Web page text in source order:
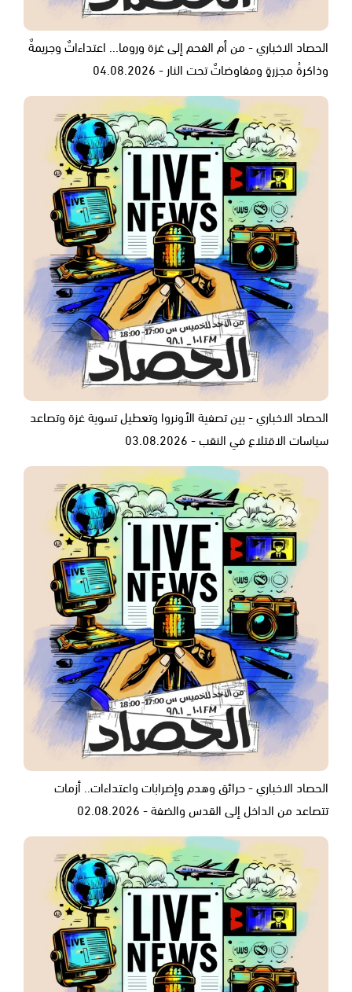
الحصاد الاخباري - من أم الفحم إلى غزة وروما... اعتداءاتٌ وجريمةٌ
وذاكرةُ مجزرةٍ ومفاوضاتٌ تحت النار - 04.08.2026
الحصاد الاخباري - بين تصفية الأونروا وتعطيل تسوية غزة وتصاعد
سياسات الاقتلاع في النقب - 03.08.2026
الحصاد الاخباري - حرائق وهدم وإضرابات واعتداءات.. أزمات
تتصاعد من الداخل إلى القدس والضفة - 02.08.2026